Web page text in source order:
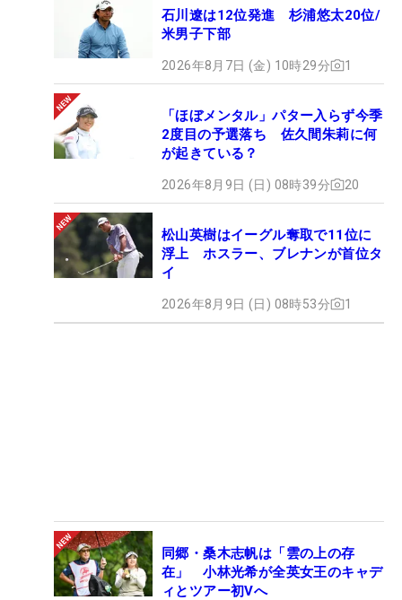
石川遼は12位発進 杉浦悠太20位/
米男子下部
2026年8月7日 (金) 10時29分 1
「ほぼメンタル」パター入らず今季
2度目の予選落ち 佐久間朱莉に何
が起きている？
2026年8月9日 (日) 08時39分 20
松山英樹はイーグル奪取で11位に
浮上 ホスラー、ブレナンが首位タ
イ
2026年8月9日 (日) 08時53分 1
同郷・桑木志帆は「雲の上の存
在」 小林光希が全英女王のキャデ
ィとツアー初Vへ